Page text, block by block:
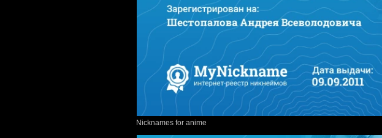
Nicknames for anime